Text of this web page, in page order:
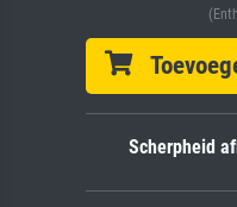
Scherpheid